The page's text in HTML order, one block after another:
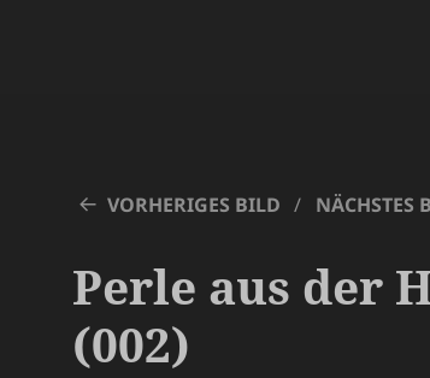
VORHERIGES BILD NÄCHSTES
Perle aus der
(002)